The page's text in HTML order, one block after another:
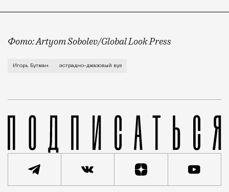
Фото: Artyom Sobolev/Global Look Press
Об этом народный артист России и джазмен Игорь
Игорь Бутман эстрадно-джазовый вуз